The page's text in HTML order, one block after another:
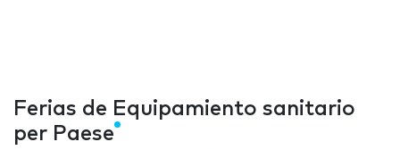
Ferias de Equipamiento sanitario
per Paese